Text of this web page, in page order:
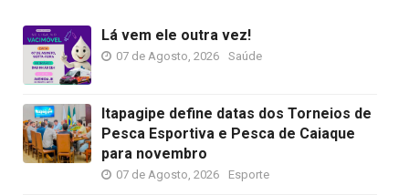
Lá vem ele outra vez!
07 de Agosto, 2026 Saúde
Itapagipe define datas dos Torneios de
Pesca Esportiva e Pesca de Caiaque
para novembro
07 de Agosto, 2026 Esporte